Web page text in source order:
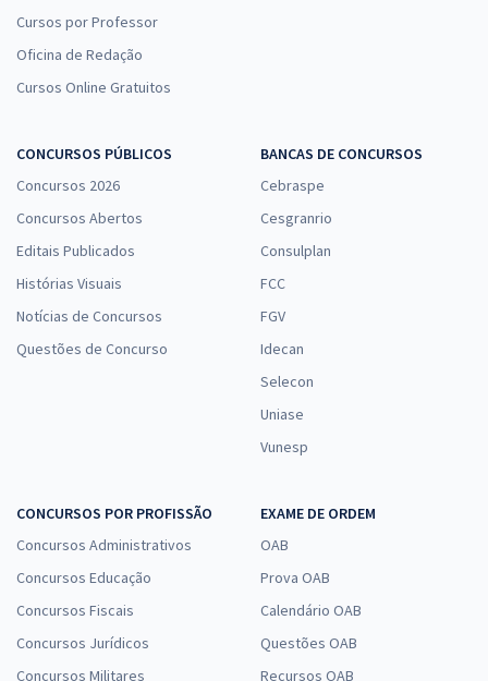
Cursos por Professor
Oficina de Redação
Cursos Online Gratuitos
CONCURSOS PÚBLICOS
Concursos 2026
Concursos Abertos
Editais Publicados
Histórias Visuais
Notícias de Concursos
Questões de Concurso
BANCAS DE CONCURSOS
Cebraspe
Cesgranrio
Consulplan
FCC
FGV
Idecan
Selecon
Uniase
Vunesp
CONCURSOS POR PROFISSÃO
Concursos Administrativos
Concursos Educação
Concursos Fiscais
Concursos Jurídicos
Concursos Militares
EXAME DE ORDEM
OAB
Prova OAB
Calendário OAB
Questões OAB
Recursos OAB